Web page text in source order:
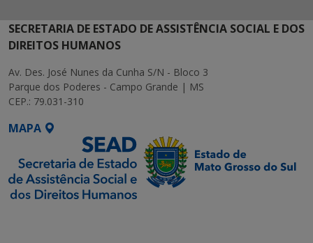
SECRETARIA DE ESTADO DE ASSISTÊNCIA SOCIAL E DOS
DIREITOS HUMANOS
Av. Des. José Nunes da Cunha S/N - Bloco 3
Parque dos Poderes - Campo Grande | MS
CEP.: 79.031-310
MAPA